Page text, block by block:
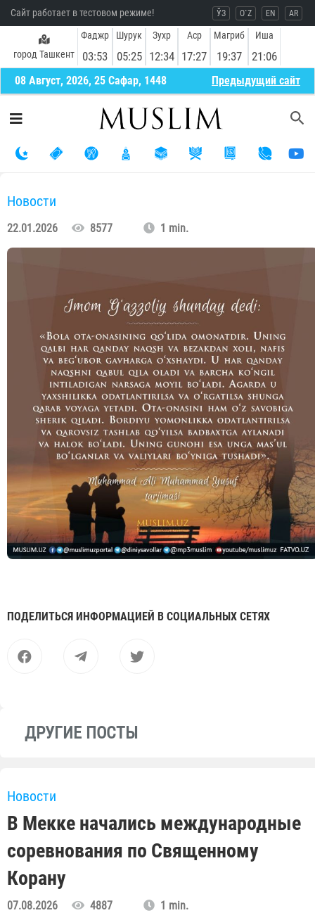
Сайт работает в тестовом режиме! ЎЗ O`Z EN AR
город Ташкент
Фаджр
03:53
Шурук
05:25
Зухр
12:34
Аср
17:27
Магриб
19:37
Иша
21:06
08 Август, 2026, 25 Сафар, 1448 Предыдущий сайт
Новости
22.01.2026 8577 1 min.
ПОДЕЛИТЬСЯ ИНФОРМАЦИЕЙ В СОЦИАЛЬНЫХ СЕТЯХ
ДРУГИЕ ПОСТЫ
Новости
В Мекке начались международные
соревнования по Священному
Корану
07.08.2026 4887 1 min.